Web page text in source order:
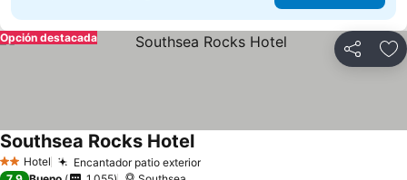
Compartir
Opción destacada
2 Estrellas
Hotel Encantador patio exterior
Southsea Rocks Hotel